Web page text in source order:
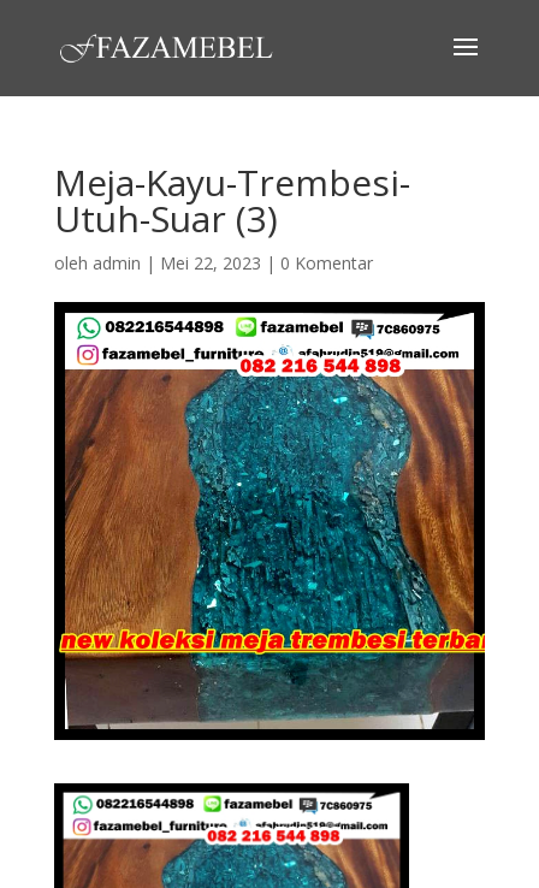
Meja-Kayu-Trembesi-
Utuh-Suar (3)
oleh admin | Mei 22, 2023 | 0 Komentar